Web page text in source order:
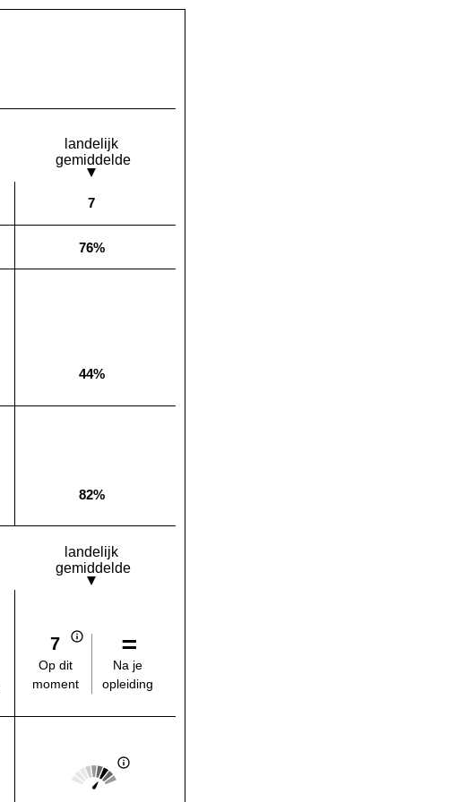
landelijk
gemiddelde
Landelijk gemiddelde:
7
Landelijk gemiddelde:
76%
Landelijk gemiddelde:
44%
Landelijk gemiddelde:
82%
landelijk
gemiddelde
7
Op dit
moment
Na je
opleiding
Landelijk gemiddelde:
Score: 4 van 5